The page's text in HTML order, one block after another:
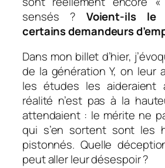
sensés ? Voient-ils le
certains demandeurs
Dans mon billet d’hier,
de la génération Y, on leur
les études les aideraient
réalité n’est pas à la
attendaient : le mérite ne
qui s’en sortent sont les
pistonnés. Quelle
peut aller leur désespoir ?